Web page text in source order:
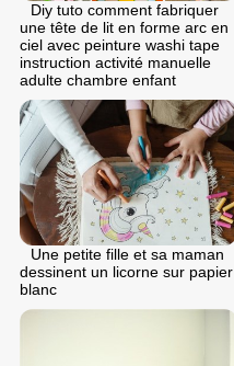
Diy tuto comment fabriquer
une tête de lit en forme arc en
ciel avec peinture washi tape
instruction activité manuelle
adulte chambre enfant
Une petite fille et sa maman
dessinent un licorne sur papier
blanc